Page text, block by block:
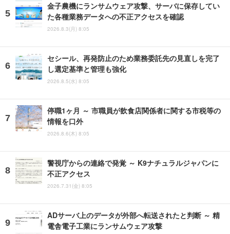
金子農機にランサムウェア攻撃、サーバに保存してい
た各種業務データへの不正アクセスを確認
2026.8.3(月) 8:05
セシール、再発防止のため業務委託先の見直しを完了
し選定基準と管理も強化
2026.8.5(水) 8:05
停職1ヶ月 ～ 市職員が飲食店関係者に関する市税等の
情報を口外
2026.8.6(木) 8:05
警視庁からの連絡で発覚 ～ K9ナチュラルジャパンに
不正アクセス
2026.7.31(金) 8:05
ADサーバ上のデータが外部へ転送されたと判断 ～ 精
電舎電子工業にランサムウェア攻撃